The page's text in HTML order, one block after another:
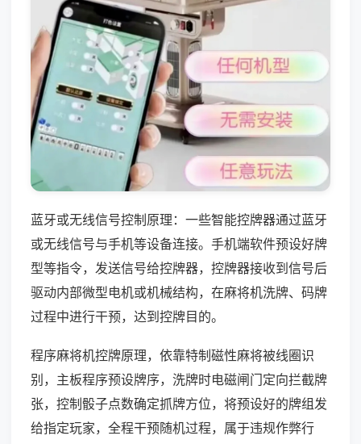
蓝牙或无线信号控制原理：一些智能控牌器通过蓝牙
或无线信号与手机等设备连接。手机端软件预设好牌
型等指令，发送信号给控牌器，控牌器接收到信号后
驱动内部微型电机或机械结构，在麻将机洗牌、码牌
过程中进行干预，达到控牌目的。
程序麻将机控牌原理，依靠特制磁性麻将被线圈识
别，主板程序预设牌序，洗牌时电磁闸门定向拦截牌
张，控制骰子点数确定抓牌方位，将预设好的牌组发
给指定玩家，全程干预随机过程，属于违规作弊行